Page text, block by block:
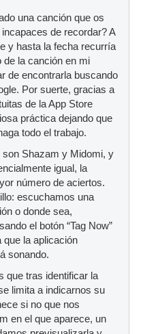
una canción que os
de recordar? A
y hasta la fecha recurría
de la canción en mi
de encontrarla buscando
Por suerte, gracias a
de la App Store
práctica dejando que
todo el trabajo.
son Shazam y Midomi, y
igual, la
número de aciertos.
escuchamos una
o donde sea,
el botón “Tag Now”
la aplicación
sonando.
que tras identificar la
limita a indicarnos su
si no que nos
en el que aparece, un